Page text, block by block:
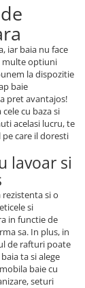
iar baia nu face
multe optiuni
la dispozitie
baie
pret avantajos!
cu baza si
acelasi lucru, te
care il doresti
lavoar si
si o
si
in functie de
sa. In plus, in
de rafturi poate
ta si alege
baie cu
seturi